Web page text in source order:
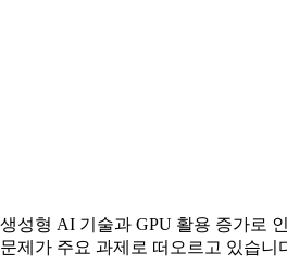
생성형 AI 기술과 GPU 활용 증가로
문제가 주요 과제로 떠오르고 있습니